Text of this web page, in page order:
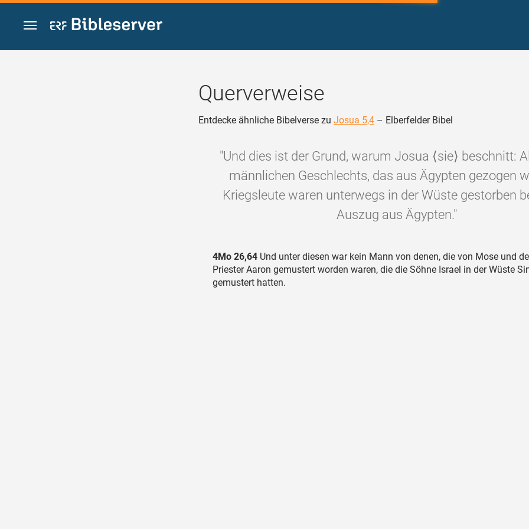
Zum Inhalt springen
Querverweise
Entdecke ähnliche Bibelverse zu Josua 5,4 – Elberfelder Bibel
"Und dies ist der Grund, warum Josua ⟨sie⟩ beschnitt:
männlichen Geschlechts, das aus Ägypten gezogen
Kriegsleute waren unterwegs in der Wüste gestorben
Auszug aus Ägypten."
4Mo 26,64 Und unter diesen war kein Mann von denen, die von Mose und
Priester Aaron gemustert worden waren, die die Söhne Israel in der Wüste
gemustert hatten.